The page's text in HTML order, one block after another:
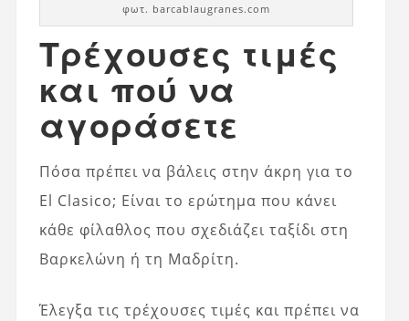
φωτ. barcablaugranes.com
Τρέχουσες τιμές
και πού να
αγοράσετε
Πόσα πρέπει να βάλεις στην άκρη για το
El Clasico; Είναι το ερώτημα που κάνει
κάθε φίλαθλος που σχεδιάζει ταξίδι στη
Βαρκελώνη ή τη Μαδρίτη.
Έλεγξα τις τρέχουσες τιμές και πρέπει να